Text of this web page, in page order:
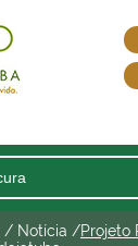
/ Notícia /Projeto